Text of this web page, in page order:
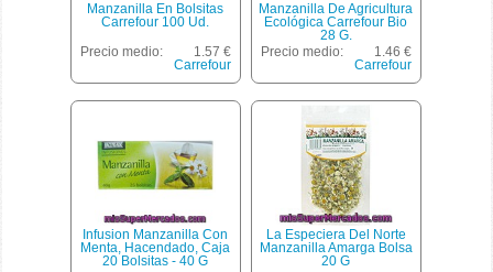
Manzanilla En Bolsitas
Carrefour 100 Ud.
Precio medio:
1.57 €
Carrefour
Manzanilla De Agricultura
Ecológica Carrefour Bio
28 G.
Precio medio:
1.46 €
Carrefour
Infusion Manzanilla Con
Menta, Hacendado, Caja
20 Bolsitas - 40 G
La Especiera Del Norte
Manzanilla Amarga Bolsa
20 G